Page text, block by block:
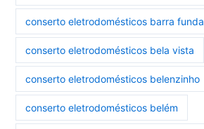
conserto eletrodomésticos barra funda
conserto eletrodomésticos bela vista
conserto eletrodomésticos belenzinho
conserto eletrodomésticos belém